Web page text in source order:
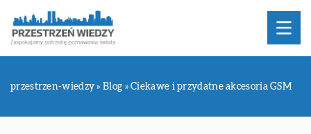
przestrzen-wiedzy »Blog »Ciekawe i przydatne akcesoria GSM